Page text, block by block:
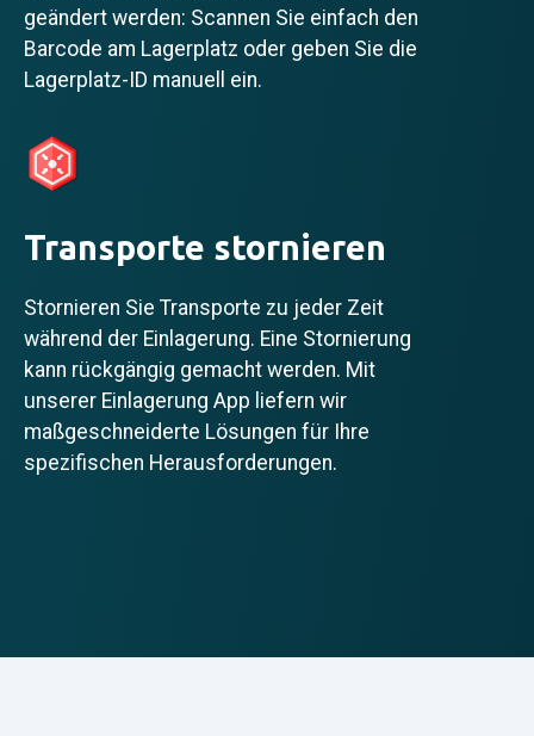
geändert werden: Scannen Sie einfach den
Barcode am Lagerplatz oder geben Sie die
Lagerplatz-ID manuell ein.
Transporte stornieren
Stornieren Sie Transporte zu jeder Zeit
während der Einlagerung. Eine Stornierung
kann rückgängig gemacht werden. Mit
unserer Einlagerung App liefern wir
maßgeschneiderte Lösungen für Ihre
spezifischen Herausforderungen.